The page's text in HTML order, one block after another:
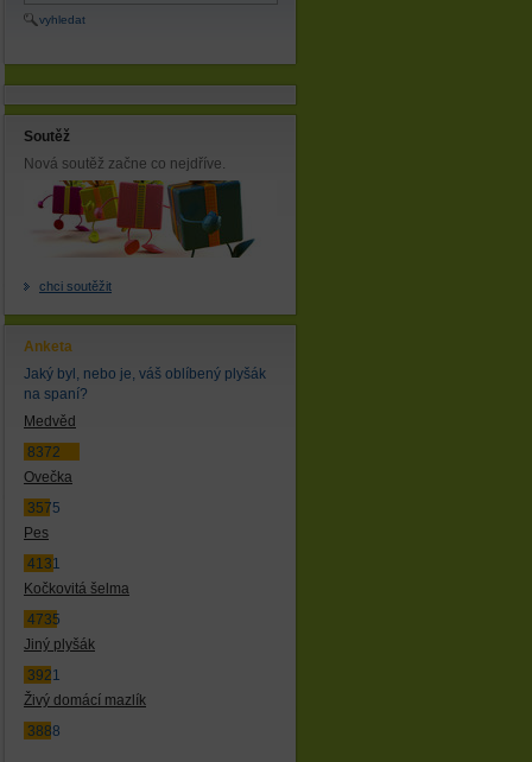
vyhledat
Soutěž
Nová soutěž začne co nejdříve.
chci soutěžit
Anketa
Jaký byl, nebo je, váš oblíbený plyšák
na spaní?
Medvěd
8372
Ovečka
3575
Pes
4131
Kočkovitá šelma
4735
Jiný plyšák
3921
Živý domácí mazlík
3888